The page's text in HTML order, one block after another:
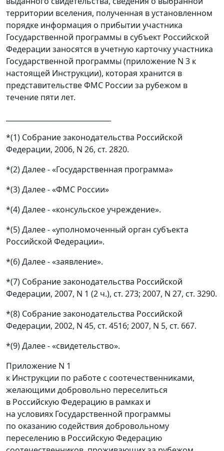
территории вселения, полученная в установленном
порядке информация о прибытии участника
Государственной программы в субъект Российской
Федерации заносятся в учетную карточку участника
Государственной программы (приложение N 3 к
настоящей Инструкции), которая хранится в
представительстве ФМС России за рубежом в
течение пяти лет.
*(1) Собрание законодательства Российской
Федерации, 2006, N 26, ст. 2820.
*(2) Далее - «Государственная программа»
*(3) Далее - «ФМС России»
*(4) Далее - «консульское учреждение».
*(5) Далее - «уполномоченный орган субъекта
Российской Федерации».
*(6) Далее - «заявление».
*(7) Собрание законодательства Российской
Федерации, 2007, N 1 (2 ч.), ст. 273; 2007, N 27, ст. 3290.
*(8) Собрание законодательства Российской
Федерации, 2002, N 45, ст. 4516; 2007, N 5, ст. 667.
*(9) Далее - «свидетельство».
Приложение N 1
к Инструкции по работе с соотечественниками,
желающими добровольно переселиться
в Российскую Федерацию в рамках и
на условиях Государственной программы
по оказанию содействия добровольному
переселению в Российскую Федерацию